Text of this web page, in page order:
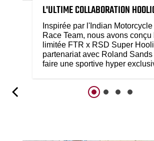
L'ULTIME COLLABORATION
Inspirée par l'Indian
Race Team, nous avons conçu
limitée FTR x RSD Super
partenariat avec Roland Sands
faire une sportive hyper